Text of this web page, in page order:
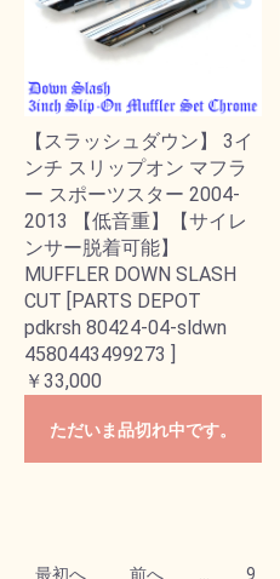
【スラッシュダウン】 3イ
ンチ スリップオン マフラ
ー スポーツスター 2004-
2013 【低音重】【サイレ
ンサー脱着可能】
MUFFLER DOWN SLASH
CUT [PARTS DEPOT
pdkrsh 80424-04-sldwn
4580443499273 ]
￥33,000
ただいま品切れ中です。
最初へ 前へ 9